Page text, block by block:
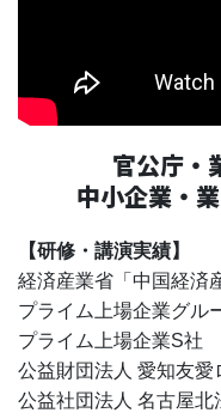
官公庁・
中小企業・
【研修・講演実績】
経済産業省「中国経済
プライム上場企業グル
プライム上場企業S社
公益財団法人 愛知友愛
公益社団法人 名古屋北